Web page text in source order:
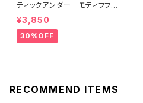
ティックアンダー モティフフル
ール ブラジャー（レモネード）
D2255 送料無料
¥3,850
30%OFF
RECOMMEND ITEMS